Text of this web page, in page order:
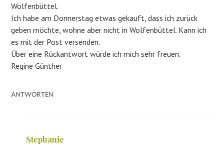
Wolfenbüttel.
Ich habe am Donnerstag etwas gekauft, dass ich zurück
geben möchte, wohne aber nicht in Wolfenbüttel. Kann ich
es mit der Post versenden.
Über eine Rückantwort würde ich mich sehr freuen.
Regine Günther
ANTWORTEN
Stephanie